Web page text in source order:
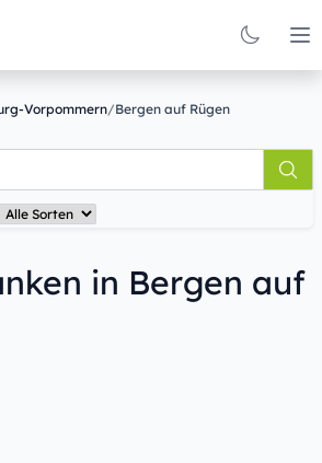
Vorpommern/Bergen auf Rügen
in Bergen auf